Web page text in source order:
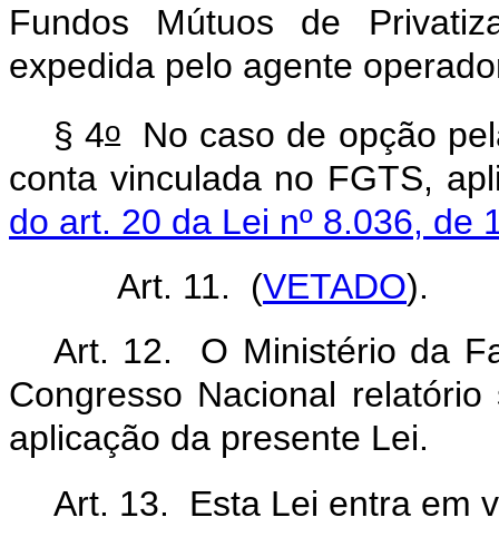
Fundos Mútuos de
expedida pelo agente
§ 4oNo caso de opção
conta vinculada no FGTS,
do art. 20 da Lei nº 8.036, de
Art. 11. (VETADO).
Art. 12. O Ministério da
Congresso Nacional
aplicação da presente Lei.
Art. 13. Esta Lei entra em